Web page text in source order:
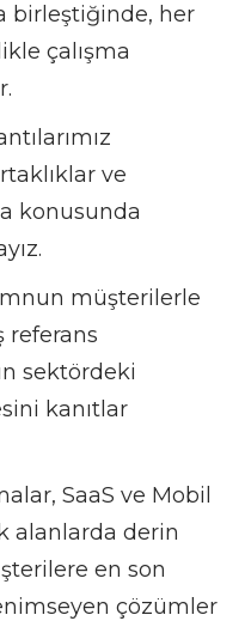
birleştiğinde, her
çalışma
ve
konusunda
müşterilerle
referans
sektördeki
kanıtlar
SaaS ve Mobil
alanlarda derin
en son
çözümler